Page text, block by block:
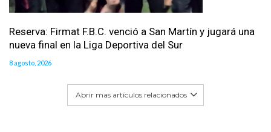
Reserva: Firmat F.B.C. venció a San Martín y jugará una
nueva final en la Liga Deportiva del Sur
8 agosto, 2026
Abrir mas artículos relacionados